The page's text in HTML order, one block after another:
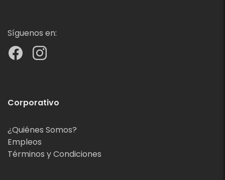
Síguenos en:
Corporativo
¿Quiénes Somos?
Empleos
Términos y Condiciones